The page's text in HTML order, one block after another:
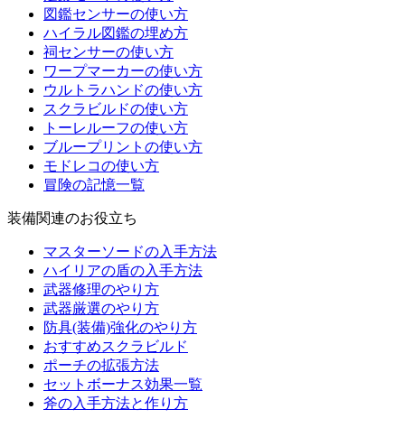
図鑑センサーの使い方
ハイラル図鑑の埋め方
祠センサーの使い方
ワープマーカーの使い方
ウルトラハンドの使い方
スクラビルドの使い方
トーレルーフの使い方
ブループリントの使い方
モドレコの使い方
冒険の記憶一覧
装備関連のお役立ち
マスターソードの入手方法
ハイリアの盾の入手方法
武器修理のやり方
武器厳選のやり方
防具(装備)強化のやり方
おすすめスクラビルド
ポーチの拡張方法
セットボーナス効果一覧
斧の入手方法と作り方